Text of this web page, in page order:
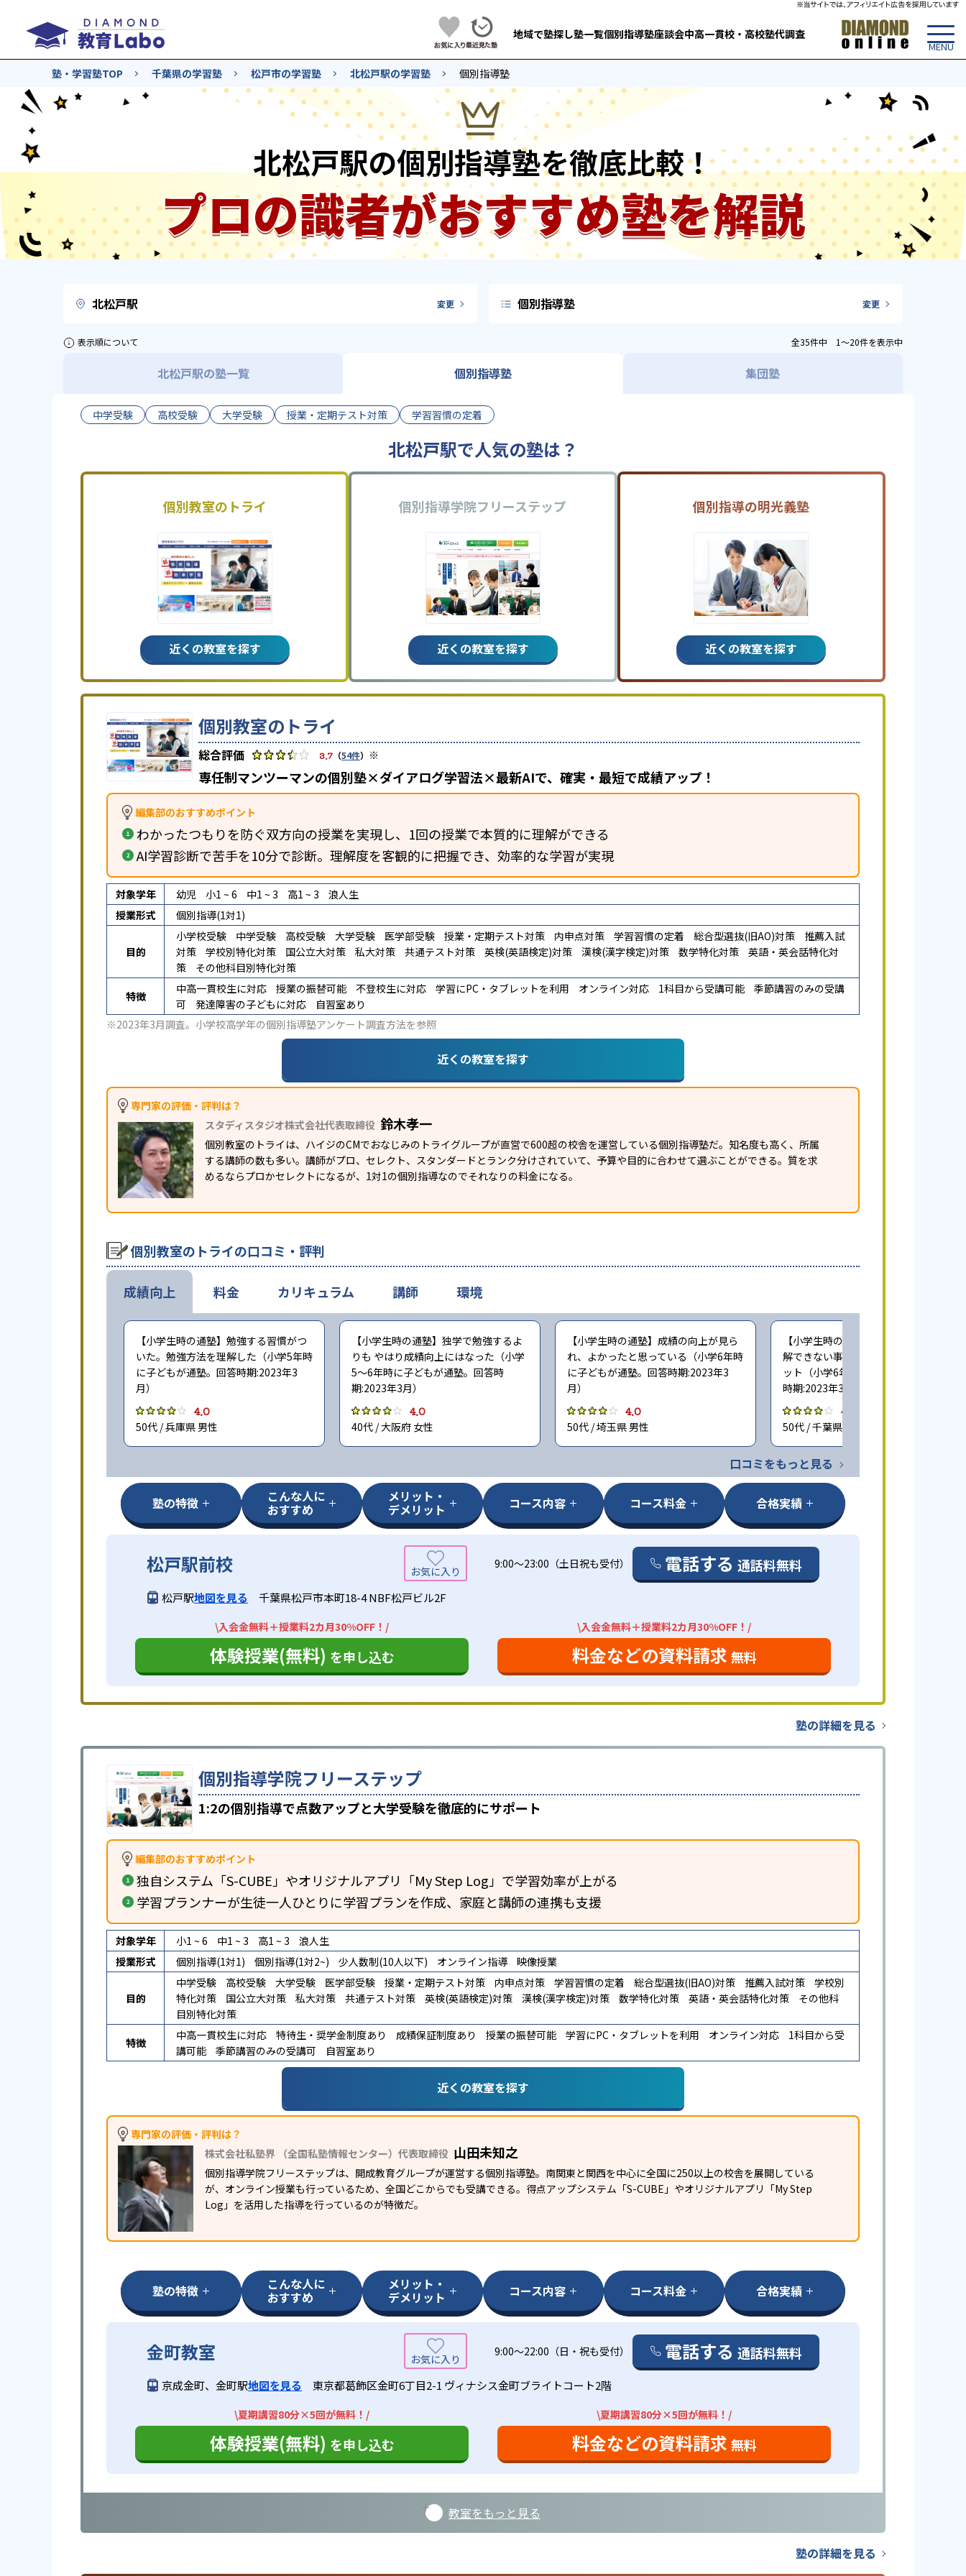
地域で塾探し塾一覧個別指導塾座談会中高一貫校・高校塾代調査
塾・学習塾TOP 千葉県の学習塾 松戸市の学習塾 北松戸駅の学習塾 個別指導塾
北松戸駅の個別指導塾を徹底比較！
プロの識者がおすすめ塾を解説
北松戸駅 変更 個別指導塾 変更
表示順について 全35件中 1〜20件を表示中
北松戸駅の塾一覧 個別指導塾 集団塾
中学受験 高校受験 大学受験 授業・定期テスト対策 学習習慣の定着
北松戸駅で人気の塾は？
個別教室のトライ
近くの教室を探す
個別指導学院フリーステップ
近くの教室を探す
個別指導の明光義塾
近くの教室を探す
個別教室のトライ
3.7 （54件） ※
専任制マンツーマンの個別塾×ダイアログ学習法×最新AIで、確実・最短で成績アップ！
編集部のおすすめポイント
わかったつもりを防ぐ双方向の授業を実現し、1回の授業で本質的に理解ができる
AI学習診断で苦手を10分で診断。理解度を客観的に把握でき、効率的な学習が実現
対象学年 幼児 小1 ~ 6 中1 ~ 3 高1 ~ 3
浪人生
授業形式
個別指導(1対1)
目的
小学校受験 中学受験 高校受験 大学受験 医学部受験 授業・定期テスト対策 内申点対策 学習習慣の定着 総合型選抜(旧AO)対策
推薦入試
対策
学校別特化対策 国公立大対策 私大対策 共通テスト対策 英検(英語検定)対策 漢検(漢字検定)対策 数学特化対策
英語・英会話特化対
策
その他科目別特化対策
特徴
中高一貫校生に対応 授業の振替可能 不登校生に対応 学習にPC・タブレットを利用 オンライン対応 1科目から受講可能
季節講習のみの受講
可
発達障害の子どもに対応
自習室あり
※2023年3月調査。 小学校高学年の個別指導塾アンケート調査方法を参照
近くの教室を探す
専門家の評価・評判は？
スタディスタジオ株式会社代表取締役 鈴木孝一
個別教室のトライは、ハイジのCMでおなじみのトライグループが直営で600超の校舎を運営している個別指導塾だ。知名度も高く、所属
する講師の数も多い。講師がプロ、セレクト、スタンダードとランク分けされていて、予算や目的に合わせて選ぶことができる。質を求
めるならプロかセレクトになるが、1対1の個別指導なのでそれなりの料金になる。
個別教室のトライの口コミ・評判
成績向上
【小学生時の通塾】勉強する習慣がつ
いた。勉強方法を理解した（小学5年時
に子どもが通塾。回答時期:2023年3
月）
4.0
50代 / 兵庫県 男性
【小学生時の通塾】独学で勉強するよ
りも やはり成績向上にはなった（小学
5〜6年時に子どもが通塾。回答時
期:2023年3月）
4.0
40代 / 大阪府 女性
【小学生時の通塾】成績の向上が見ら
れ、よかったと思っている（小学6年時
に子どもが通塾。回答時期:2023年3
月）
4.0
50代 / 埼玉県 男性
【小学生時の通塾】個別指導だと、理
解できない事を質問しやすいのがメリ
ット（小学6年時に子どもが通塾。回答
時期:2023年3月）
4.0
50代 / 千葉県 男性
口コミをもっと見る
料金 カリキュラム 講師 環境
塾の特徴 こんな人に
おすすめ
メリット・
デメリット コース内容 コース料金 合格実績
松戸駅前校 9:00～23:00（土日祝も受付） 電話する 通話料無料
松戸駅地図を見る 千葉県松戸市本町18-4 NBF松戸ビル2F
\入会金無料＋授業料2カ月30%OFF！/
体験授業(無料) を申し込む
\入会金無料＋授業料2カ月30%OFF！/
料金などの資料請求 無料
塾の詳細を見る
個別指導学院フリーステップ
1:2の個別指導で点数アップと大学受験を徹底的にサポート
編集部のおすすめポイント
独自システム「S-CUBE」やオリジナルアプリ「My Step Log」で学習効率が上がる
学習プランナーが生徒一人ひとりに学習プランを作成、家庭と講師の連携も支援
対象学年 小1 ~ 6 中1 ~ 3 高1 ~ 3
浪人生
授業形式
個別指導(1対1) 個別指導(1対2~) 少人数制(10人以下) オンライン指導 映像授業
目的
中学受験 高校受験 大学受験 医学部受験 授業・定期テスト対策 内申点対策 学習習慣の定着 総合型選抜(旧AO)対策 推薦入試対策
学校別
特化対策
国公立大対策 私大対策 共通テスト対策 英検(英語検定)対策 漢検(漢字検定)対策 数学特化対策 英語・英会話特化対策
その他科
目別特化対策
特徴
中高一貫校生に対応 特待生・奨学金制度あり 成績保証制度あり 授業の振替可能 学習にPC・タブレットを利用 オンライン対応
1科目から受
講可能
季節講習のみの受講可 自習室あり
近くの教室を探す
専門家の評価・評判は？
株式会社私塾界 （全国私塾情報センター）代表取締役 山田未知之
個別指導学院フリーステップは、開成教育グループが運営する個別指導塾。南関東と関西を中心に全国に250以上の校舎を展開している
が、オンライン授業も行っているため、全国どこからでも受講できる。得点アップシステム「S-CUBE」やオリジナルアプリ「My Step
Log」を活用した指導を行っているのが特徴だ。
塾の特徴 こんな人に
おすすめ
メリット・
デメリット コース内容 コース料金 合格実績
金町教室 9:00～22:00（日・祝も受付） 電話する 通話料無料
京成金町、金町駅地図を見る 東京都葛飾区金町6丁目2-1 ヴィナシス金町ブライトコート2階
\夏期講習80分×5回が無料！/
体験授業(無料) を申し込む
\夏期講習80分×5回が無料！/
料金などの資料請求 無料
教室をもっと見る
塾の詳細を見る